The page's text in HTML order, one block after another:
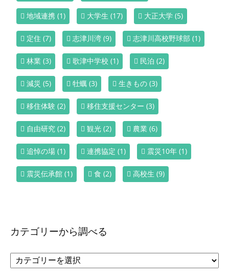
地域連携 (1) 大学生 (17) 大正大学 (5)
定住 (7) 志津川湾 (9) 志津川高校野球部 (1)
林業 (3) 歌津中学校 (1) 民泊 (2)
減災 (5) 牡蠣 (3) 生きもの (3)
移住体験 (2) 移住支援センター (3)
自由研究 (2) 観光 (2) 農業 (6)
追悼の場 (1) 連携協定 (1) 震災10年 (1)
震災伝承館 (1) 食 (2) 高校生 (9)
カテゴリーから調べる
カ
テ